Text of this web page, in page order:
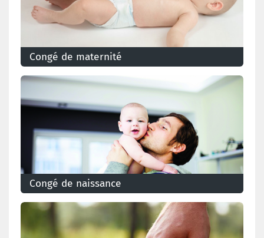
Congé de maternité
Lors de la naissance de son enfant, une femme a
droit à un congé de maternité d’une durée totale de
15 semaines, à répartir avant et après
l’accouchement.
Congé de naissance
À partir du 1er janvier 2023, vous avez droit à 20 jours
de congé de naissance